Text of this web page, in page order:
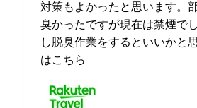
対策もよかったと思います。
臭かったですが現在は禁煙で
し脱臭作業をするといいかと思… 2021-08-24
はこちら